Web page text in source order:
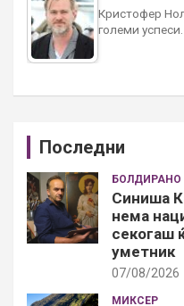
Кристофер
големи успеси.
Последни
БОЛДИРАНО
Синиша
нема
секогаш
уметник
07/08/2026
МИКСЕР